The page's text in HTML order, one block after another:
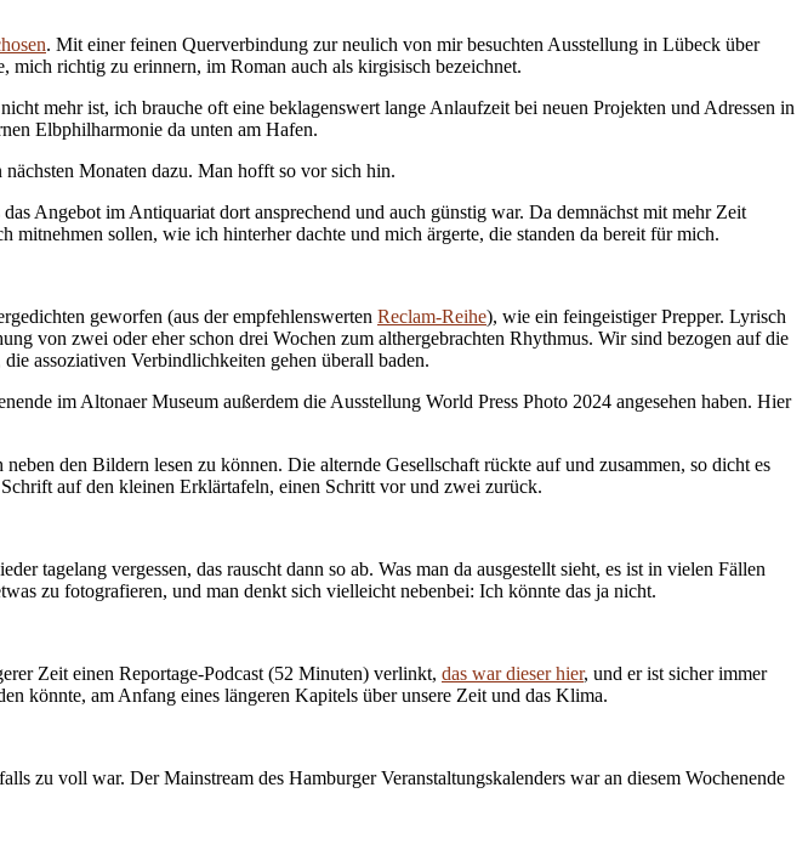
. Mit einer feinen Querverbindung zur neulich von mir besuchten Ausstellung in Lübeck über
richtig zu erinnern, im Roman auch als kirgisisch bezeichnet.
mehr ist, ich brauche oft eine beklagenswert lange Anlaufzeit bei neuen Projekten und Adressen in
Elbphilharmonie da unten am Hafen.
Monaten dazu. Man hofft so vor sich hin.
Angebot im Antiquariat dort ansprechend und auch günstig war. Da demnächst mit mehr Zeit
sollen, wie ich hinterher dachte und mich ärgerte, die standen da bereit für mich.
geworfen (aus der empfehlenswerten Reclam-Reihe), wie ein feingeistiger Prepper. Lyrisch
von zwei oder eher schon drei Wochen zum althergebrachten Rhythmus. Wir sind bezogen auf die
assoziativen Verbindlichkeiten gehen überall baden.
im Altonaer Museum außerdem die Ausstellung World Press Photo 2024 angesehen haben. Hier
den Bildern lesen zu können. Die alternde Gesellschaft rückte auf und zusammen, so dicht es
auf den kleinen Erklärtafeln, einen Schritt vor und zwei zurück.
tagelang vergessen, das rauscht dann so ab. Was man da ausgestellt sieht, es ist in vielen Fällen
zu fotografieren, und man denkt sich vielleicht nebenbei: Ich könnte das ja nicht.
Zeit einen Reportage-Podcast (52 Minuten) verlinkt, das war dieser hier, und er ist sicher immer
könnte, am Anfang eines längeren Kapitels über unsere Zeit und das Klima.
zu voll war. Der Mainstream des Hamburger Veranstaltungskalenders war an diesem Wochenende